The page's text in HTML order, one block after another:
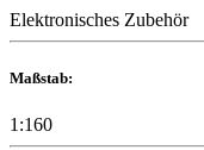
Elektronisches Zubehör
Maßstab:
1:160